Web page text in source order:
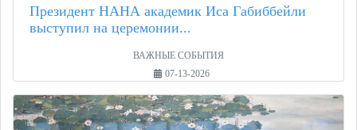
Президент НАНА академик Иса Габиббейли
выступил на церемонии...
ВАЖНЫЕ СОБЫТИЯ
07-13-2026